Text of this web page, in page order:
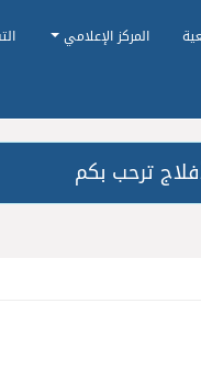
المركز الإعلامي
ترحب بكم